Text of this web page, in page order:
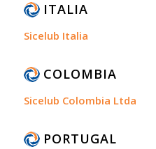
ITALIA
Sicelub Italia
COLOMBIA
Sicelub Colombia Ltda
PORTUGAL